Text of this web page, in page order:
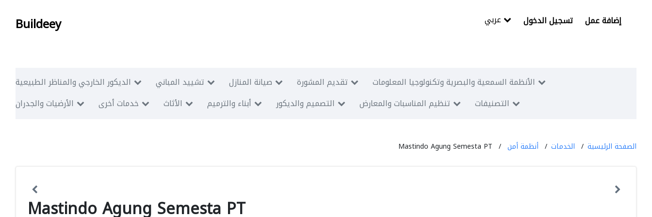
Buildeey تسجيل الدخول إضافة عمل
الديكور الخارجي والمناظر الطبيعية تشييد المباني صيانة المنازل تقديم المشورة
الأنظمة السمعية والبصرية وتكنولوجيا المعلومات
الأرضيات والجدران
خدمات أخرى الأثاث أبناء والترميم التصميم والديكور تنظيم المناسبات والمعارض التصنيفات
الصفحة الرئيسية الخدمات أنظمة أمن Mastindo Agung Semesta PT
Mastindo Agung Semesta PT